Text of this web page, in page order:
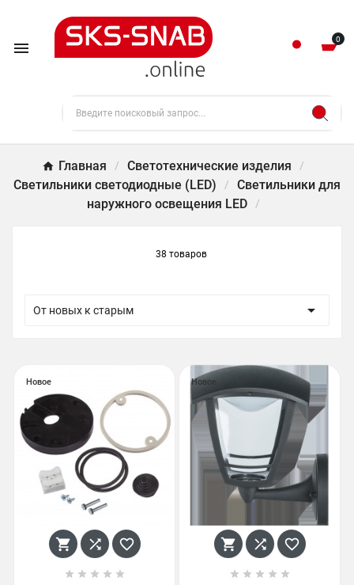
 0
Главная
Светотехнические изделия
Светильники светодиодные (LED)
Светильники для
наружного освещения LED
38 товаров
От новых к старым 
Новое
  
    
Новое
  
    